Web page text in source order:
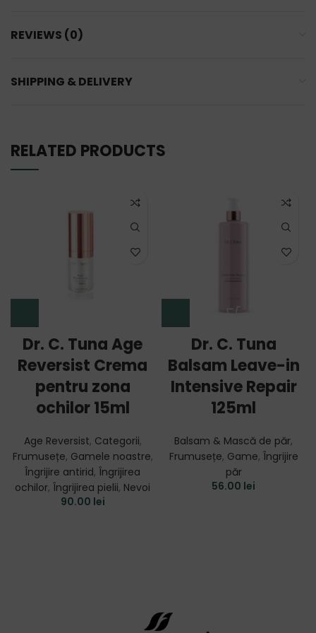
REVIEWS (0)
SHIPPING & DELIVERY
RELATED PRODUCTS
Dr. C. Tuna Age
Reversist Crema
pentru zona
ochilor 15ml
Age Reversist, Categorii,
Frumusețe, Gamele noastre,
Îngrijire antirid, Îngrijirea
ochilor, Îngrijirea pielii, Nevoi
90.00 lei
Dr. C. Tuna
Balsam Leave-in
Intensive Repair
125ml
Balsam & Mască de păr,
Frumusețe, Game, Îngrijire
păr
56.00 lei